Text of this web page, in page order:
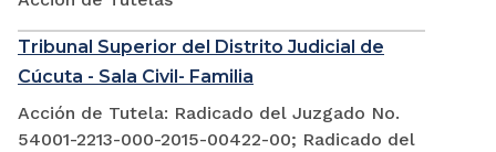
Tribunal Superior del Distrito Judicial de
Cúcuta - Sala Civil- Familia
Acción de Tutela: Radicado del Juzgado No.
54001-2213-000-2015-00422-00; Radicado del